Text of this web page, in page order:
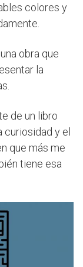
colores y
obra que
la
de un libro
curiosidad y el
que más me
tiene esa